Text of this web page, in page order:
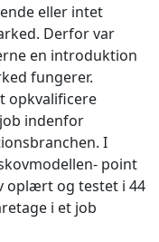
eller intet
Derfor var
en introduktion
fungerer.
opkvalificere
indenfor
I
point
oplært og testet i 44
i et job